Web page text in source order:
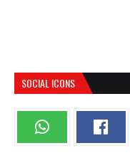
SOCIAL ICONS